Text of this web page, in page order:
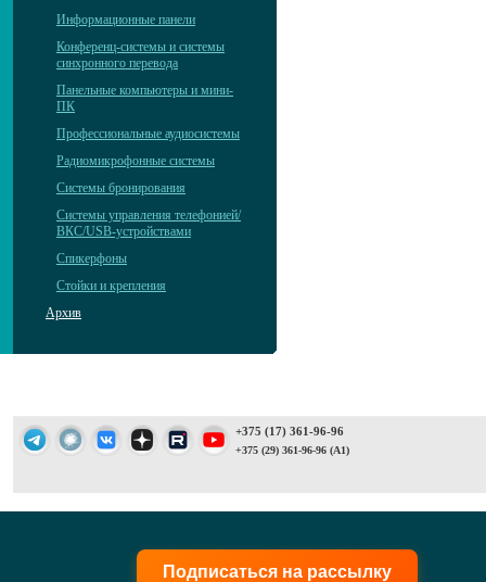
Информационные панели
Конференц-системы и системы
синхронного перевода
Панельные компьютеры и мини-
ПК
Профессиональные аудиосистемы
Радиомикрофонные системы
Системы бронирования
Системы управления телефонией/
ВКС/USB-устройствами
Спикерфоны
Стойки и крепления
Архив
+375 (17) 361-96-96
+375 (29) 361-96-96 (A1)
Подписаться на рассылку